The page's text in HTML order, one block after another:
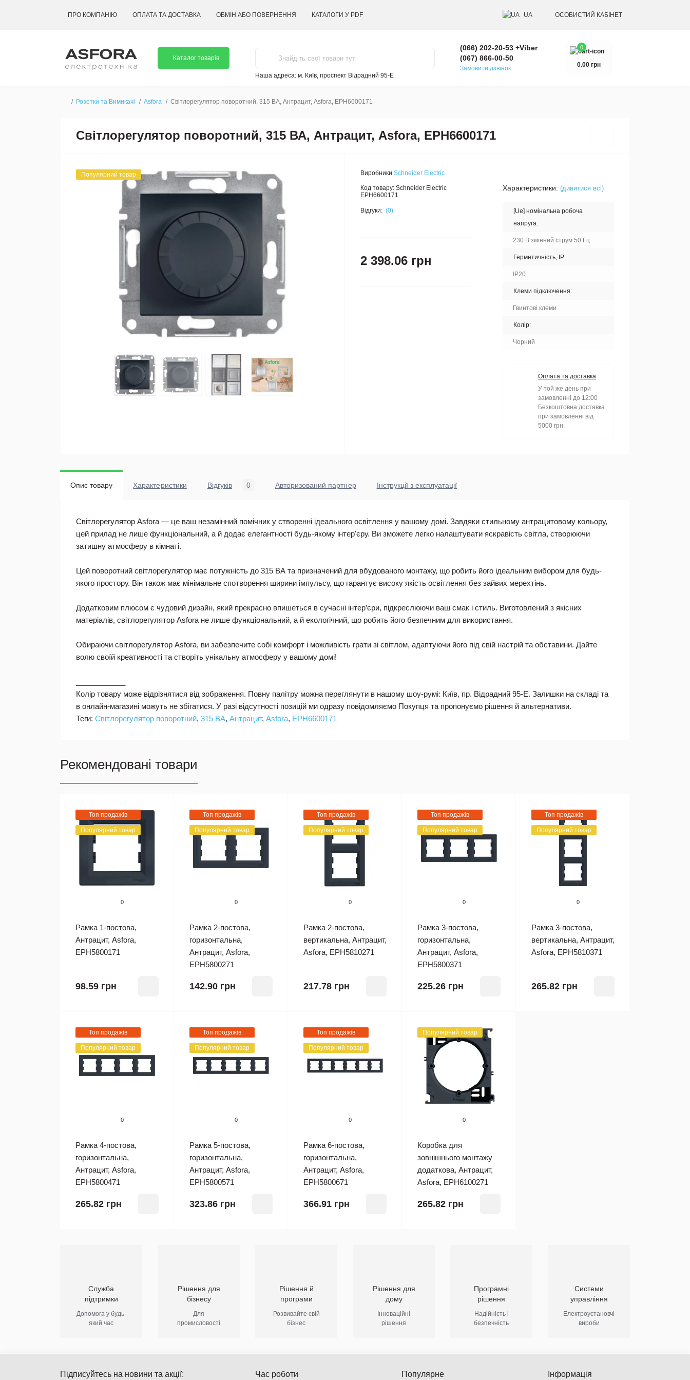
ПРО КОМПАНІЮ ОПЛАТА ТА ДОСТАВКА ОБМІН АБО ПОВЕРНЕННЯ КАТАЛОГИ У PDF UA ОСОБИСТИЙ КАБІНЕТ
Каталог товарів
Наша адреса: м. Київ, проспект Відрадний 95-Е
(066) 202-20-53 +Viber
(067) 866-00-50
Замовити дзвінок
0
0.00 грн
Розетки та Вимикачі Asfora Світлорегулятор поворотний, 315 ВА, Антрацит, Asfora, EPH6600171
Світлорегулятор поворотний, 315 ВА, Антрацит, Asfora, EPH6600171
Популярний товар Виробники Schneider Electric
Код товару: Schneider Electric
EPH6600171
Відгуки: (0)
2 398.06 грн
Характеристики: (дивитися всі)
[Ue] номінальна робоча
напруга:
230 В змінний струм 50 Гц
Герметичність, IP:
IP20
Клеми підключення:
Гвинтові клеми
Колір:
Чорний
Оплата та доставка
У той же день при
замовленні до 12:00
Безкоштовна доставка
при замовленні від
5000 грн.
Опис товару Характеристики Відгуків 0 Авторизований партнер Інструкції з експлуатації
Світлорегулятор Asfora — це ваш незамінний помічник у створенні ідеального освітлення у вашому домі. Завдяки стильному антрацитовому кольору,
цей прилад не лише функціональний, а й додає елегантності будь-якому інтер'єру. Ви зможете легко налаштувати яскравість світла, створюючи
затишну атмосферу в кімнаті.
Цей поворотний світлорегулятор має потужність до 315 ВА та призначений для вбудованого монтажу, що робить його ідеальним вибором для будь-
якого простору. Він також має мінімальне спотворення ширини імпульсу, що гарантує високу якість освітлення без зайвих мерехтінь.
Додатковим плюсом є чудовий дизайн, який прекрасно впишеться в сучасні інтер’єри, підкреслюючи ваш смак і стиль. Виготовлений з якісних
матеріалів, світлорегулятор Asfora не лише функціональний, а й екологічний, що робить його безпечним для використання.
Обираючи світлорегулятор Asfora, ви забезпечите собі комфорт і можливість грати зі світлом, адаптуючи його під свій настрій та обставини. Дайте
волю своїй креативності та створіть унікальну атмосферу у вашому домі!
Колір товару може відрізнятися від зображення. Повну палітру можна переглянути в нашому шоу-румі: Київ, пр. Відрадний 95-Е. Залишки на складі та
в онлайн-магазині можуть не збігатися. У разі відсутності позицій ми одразу повідомляємо Покупця та пропонуємо рішення й альтернативи.
Теги: Світлорегулятор поворотний, 315 ВА, Антрацит, Asfora, EPH6600171
Рекомендовані товари
Топ продажів
Популярний товар
0
Рамка 1-постова,
Антрацит, Asfora,
EPH5800171
98.59 грн
Топ продажів
Популярний товар
0
Рамка 2-постова,
горизонтальна,
Антрацит, Asfora,
EPH5800271
142.90 грн
Топ продажів
Популярний товар
0
Рамка 2-постова,
вертикальна, Антрацит,
Asfora, EPH5810271
217.78 грн
Топ продажів
Популярний товар
0
Рамка 3-постова,
горизонтальна,
Антрацит, Asfora,
EPH5800371
225.26 грн
Топ продажів
Популярний товар
0
Рамка 3-постова,
вертикальна, Антрацит,
Asfora, EPH5810371
265.82 грн
Топ продажів
Популярний товар
0
Рамка 4-постова,
горизонтальна,
Антрацит, Asfora,
EPH5800471
265.82 грн
Топ продажів
Популярний товар
0
Рамка 5-постова,
горизонтальна,
Антрацит, Asfora,
EPH5800571
323.86 грн
Топ продажів
Популярний товар
0
Рамка 6-постова,
горизонтальна,
Антрацит, Asfora,
EPH5800671
366.91 грн
Популярний товар
0
Коробка для
зовнішнього монтажу
додаткова, Антрацит,
Asfora, EPH6100271
265.82 грн
Служба
підтримки
Допомога у будь-
який час
Рішення для
бізнесу
Для
промисловості
Рішення й
програми
Розвивайте свій
бізнес
Рішення для
дому
Інноваційні
рішення
Програмні
рішення
Надійність і
безпечність
Системи
управління
Електроустановчі
вироби
Підписуйтесь на новини та акції: Час роботи Популярне Інформація